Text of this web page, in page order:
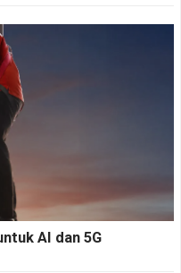
AI dan 5G